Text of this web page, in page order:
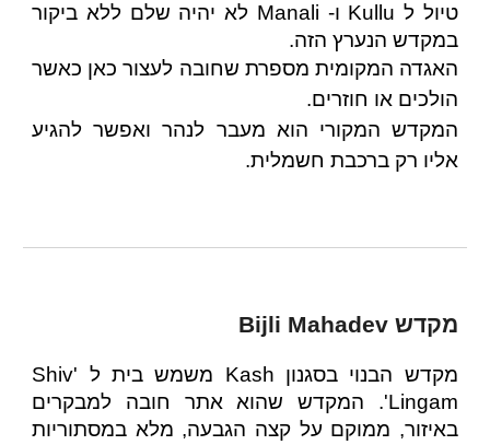
טיול ל Kullu ו- Manali לא יהיה שלם ללא ביקור
במקדש הנערץ הזה.
האגדה המקומית מספרת שחובה לעצור כאן כאשר
הולכים או חוזרים.
המקדש המקורי הוא מעבר לנהר ואפשר להגיע
אליו רק ברכבת חשמלית.
מקדש Bijli Mahadev
מקדש הבנוי בסגנון Kash משמש בית ל 'Shiv
Lingam'. המקדש שהוא אתר חובה למבקרים
באיזור, ממוקם על קצה הגבעה, מלא במסתוריות